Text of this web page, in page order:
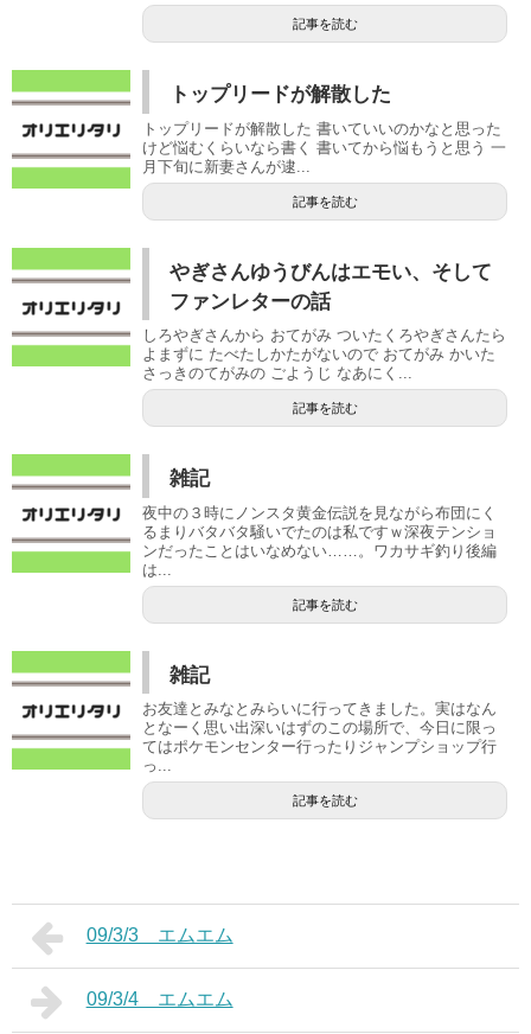
記事を読む
トップリードが解散した
トップリードが解散した 書いていいのかなと思った
けど悩むくらいなら書く 書いてから悩もうと思う 一
月下旬に新妻さんが逮...
記事を読む
やぎさんゆうびんはエモい、そして
ファンレターの話
しろやぎさんから おてがみ ついたくろやぎさんたら
よまずに たべたしかたがないので おてがみ かいた
さっきのてがみの ごようじ なあにく...
記事を読む
雑記
夜中の３時にノンスタ黄金伝説を見ながら布団にく
るまりバタバタ騒いでたのは私ですｗ深夜テンショ
ンだったことはいなめない……。ワカサギ釣り後編
は...
記事を読む
雑記
お友達とみなとみらいに行ってきました。実はなん
となーく思い出深いはずのこの場所で、今日に限っ
てはポケモンセンター行ったりジャンプショップ行
っ...
記事を読む
09/3/3 エムエム
09/3/4 エムエム